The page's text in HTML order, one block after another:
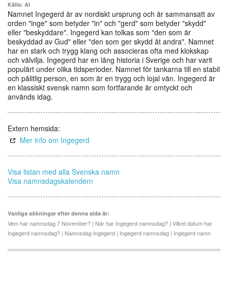
Källa: AI
Namnet Ingegerd är av nordiskt ursprung och är sammansatt av
orden "inge" som betyder "in" och "gerd" som betyder "skydd"
eller "beskyddare". Ingegerd kan tolkas som "den som är
beskyddad av Gud" eller "den som ger skydd åt andra". Namnet
har en stark och trygg klang och associeras ofta med klokskap
och välvilja. Ingegerd har en lång historia i Sverige och har varit
populärt under olika tidsperioder. Namnet för tankarna till en stabil
och pålitlig person, en som är en trygg och lojal vän. Ingegerd är
en klassiskt svensk namn som fortfarande är omtyckt och
används idag.
Extern hemsida:
Mer info om Ingegerd
Visa listan med alla Svenska namn
Visa namnsdagskalendern
Vanliga sökningar efter denna sida är:
Vem har namnsdag 7 November? | När har Ingegerd namnsdag? | Vilket datum har
Ingegerd namnsdag? | Namnsdag Ingegerd | Ingegerd namnsdag | Ingegerd namn